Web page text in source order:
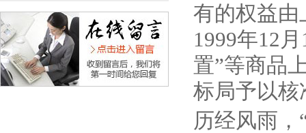
有的权益由
1999年12
置”等商品
标局予以核
历经风雨，